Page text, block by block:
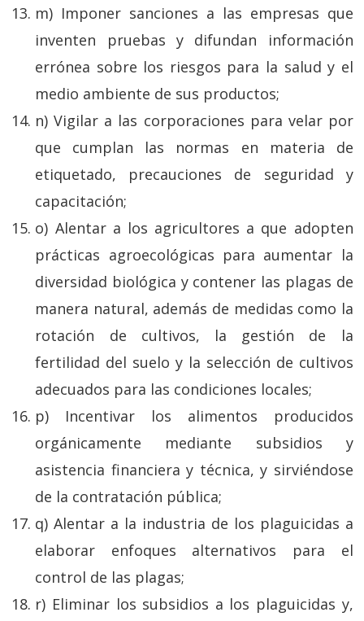
m) Imponer sanciones a las empresas que
inventen pruebas y difundan información
errónea sobre los riesgos para la salud y el
medio ambiente de sus productos;
n) Vigilar a las corporaciones para velar por
que cumplan las normas en materia de
etiquetado, precauciones de seguridad y
capacitación;
o) Alentar a los agricultores a que adopten
prácticas agroecológicas para aumentar la
diversidad biológica y contener las plagas de
manera natural, además de medidas como la
rotación de cultivos, la gestión de la
fertilidad del suelo y la selección de cultivos
adecuados para las condiciones locales;
p) Incentivar los alimentos producidos
orgánicamente mediante subsidios y
asistencia financiera y técnica, y sirviéndose
de la contratación pública;
q) Alentar a la industria de los plaguicidas a
elaborar enfoques alternativos para el
control de las plagas;
r) Eliminar los subsidios a los plaguicidas y,